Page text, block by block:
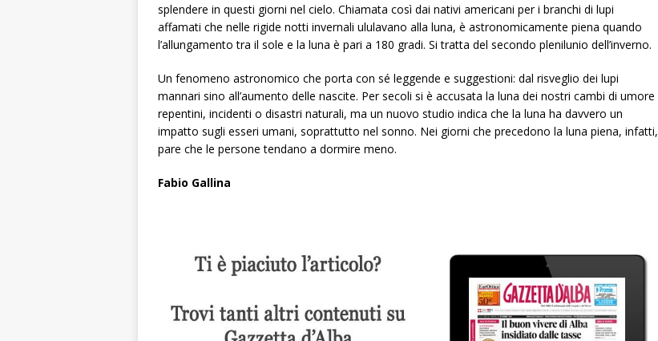
splendere in questi giorni nel cielo. Chiamata così dai nativi americani per i branchi di lupi
affamati che nelle rigide notti invernali ululavano alla luna, è astronomicamente piena quando
l’allungamento tra il sole e la luna è pari a 180 gradi. Si tratta del secondo plenilunio dell’inverno.
Un fenomeno astronomico che porta con sé leggende e suggestioni: dal risveglio dei lupi
mannari sino all’aumento delle nascite. Per secoli si è accusata la luna dei nostri cambi di umore
repentini, incidenti o disastri naturali, ma un nuovo studio indica che la luna ha davvero un
impatto sugli esseri umani, soprattutto nel sonno. Nei giorni che precedono la luna piena, infatti,
pare che le persone tendano a dormire meno.
Fabio Gallina